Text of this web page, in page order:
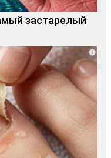
застарелый
i